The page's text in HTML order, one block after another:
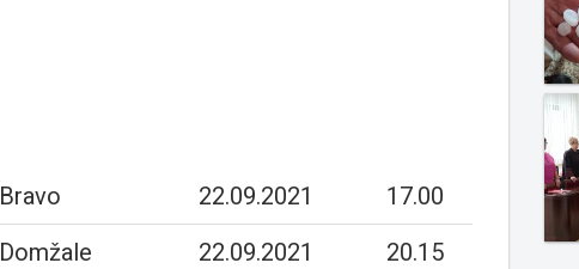
Bravo 22.09.2021
17.00
Domžale 22.09.2021
20.15